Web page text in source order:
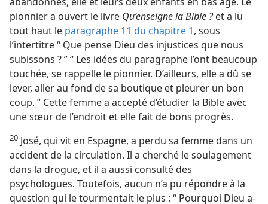
pionnier a ouvert le livre Qu’enseigne la Bible ?et a lu
tout haut le paragraphe 11 du chapitre 1, sous
l’intertitre “ Que pense Dieu des injustices que nous
subissons ? ” “ Les idées du paragraphe l’ont beaucoup
touchée, se rappelle le pionnier. D’ailleurs, elle a dû se
lever, aller au fond de sa boutique et pleurer un bon
coup. ” Cette femme a accepté d’étudier la Bible avec
une sœur de l’endroit et elle fait de bons progrès.
20 José, qui vit en Espagne, a perdu sa femme dans un
accident de la circulation. Il a cherché le soulagement
dans la drogue, et il a aussi consulté des
psychologues. Toutefois, aucun n’a pu répondre à la
question qui le tourmentait le plus : “ Pourquoi Dieu a-​